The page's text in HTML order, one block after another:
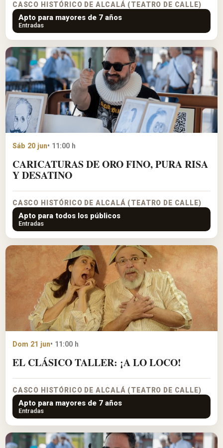
CASCO HISTÓRICO DE ALCALÁ (TEATRO DE CALLE)
Apto para mayores de 7 años
Entradas
Sáb 20 jun• 11:00 h
CARICATURAS DE ORO FINO, PURA RISA
Y DESATINO
CASCO HISTÓRICO DE ALCALÁ (TEATRO DE CALLE)
Apto para todos los públicos
Entradas
Dom 21 jun• 11:00 h
EL CLÁSICO TALLER: ¡A LO LOCO!
CASCO HISTÓRICO DE ALCALÁ (TEATRO DE CALLE)
Apto para mayores de 7 años
Entradas